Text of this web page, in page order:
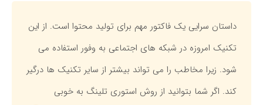
داستان سرایی یک فاکتور مهم برای تولید محتوا است. از این
تکنیک امروزه در شبکه های اجتماعی به وفور استفاده می
شود. زیرا مخاطب را می تواند بیشتر از سایر تکنیک ها درگیر
کند. اگر شما بتوانید از روش استوری تلینگ به خوبی